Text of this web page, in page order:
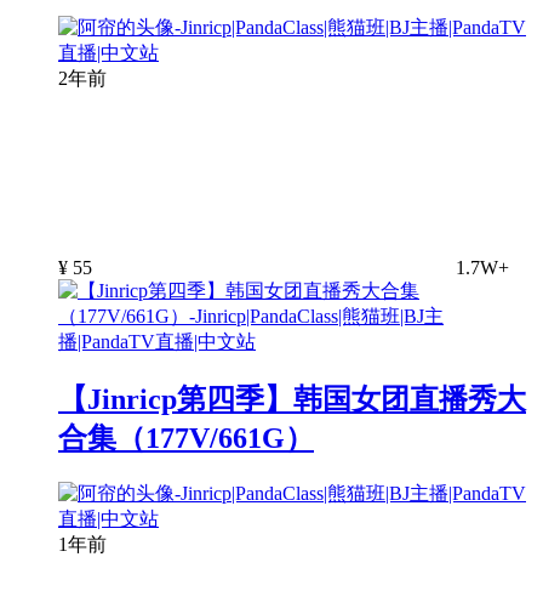
2年前
¥ 55 1.7W+
【Jinricp第四季】韩国女团直播秀大
合集（177V/661G）
1年前